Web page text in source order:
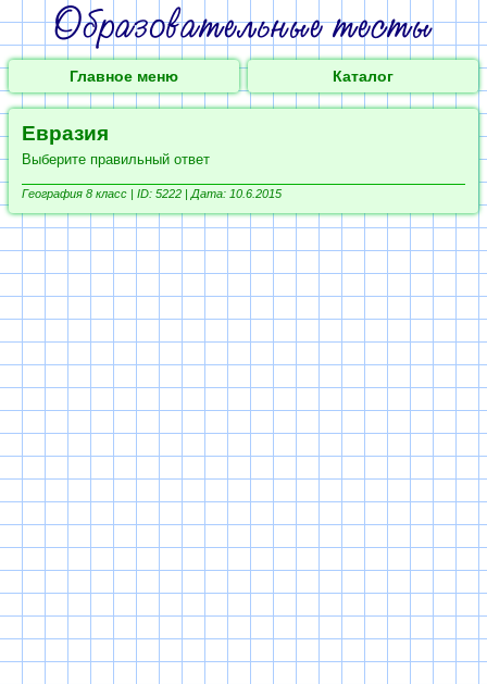
Главное меню Каталог
Евразия
Выберите правильный ответ
География 8 класс | ID: 5222 | Дата: 10.6.2015